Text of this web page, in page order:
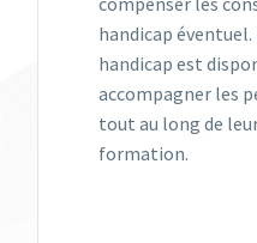
handicap
handicap est
accompagner les
tout au long de
formation.